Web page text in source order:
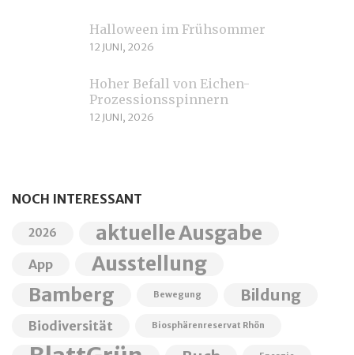
Halloween im Frühsommer
12 JUNI, 2026
Hoher Befall von Eichen-
Prozessionsspinnern
12 JUNI, 2026
NOCH INTERESSANT
2026 aktuelle Ausgabe
App Ausstellung
Bamberg Bewegung Bildung
Biodiversität Biosphärenreservat Rhön